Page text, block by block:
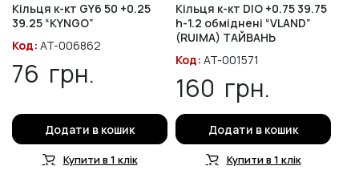
Кільця к-кт GY6 50 +0.25
39.25 “KYNGO”
Код: AT-006862
76 грн.
Додати в кошик
Купити в 1 клік
Кільця к-кт DIO +0.75 39.75
h-1.2 обміднені “VLAND”
(RUIMA) ТАЙВАНЬ
Код: AT-001571
160 грн.
Додати в кошик
Купити в 1 клік